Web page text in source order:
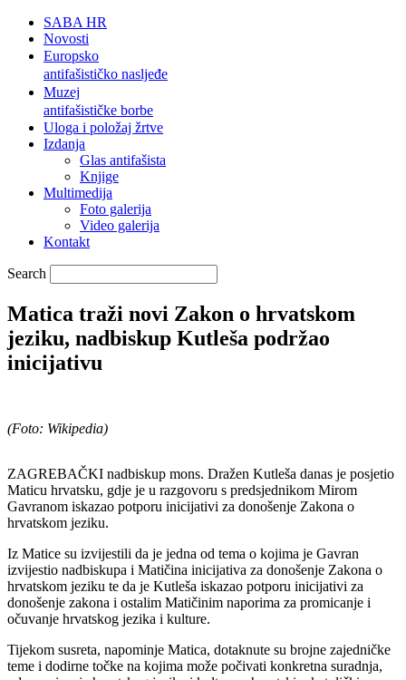
SABA HR
Novosti
Europsko
antifašističko nasljeđe
Muzej
antifašističke borbe
Uloga i položaj žrtve
Izdanja
Glas antifašista
Knjige
Multimedija
Foto galerija
Video galerija
Kontakt
Search
Matica traži novi Zakon o hrvatskom
jeziku, nadbiskup Kutleša podržao
inicijativu
(Foto: Wikipedia)
ZAGREBAČKI nadbiskup mons. Dražen Kutleša danas je posjetio
Maticu hrvatsku, gdje je u razgovoru s predsjednikom Mirom
Gavranom iskazao potporu inicijativi za donošenje Zakona o
hrvatskom jeziku.
Iz Matice su izvijestili da je jedna od tema o kojima je Gavran
izvijestio nadbiskupa i Matičina inicijativa za donošenje Zakona o
hrvatskom jeziku te da je Kutleša iskazao potporu inicijativi za
donošenje zakona i ostalim Matičinim naporima za promicanje i
očuvanje hrvatskog jezika i kulture.
Tijekom susreta, napominje Matica, dotaknute su brojne zajedničke
teme i dodirne točke na kojima može počivati konkretna suradnja,